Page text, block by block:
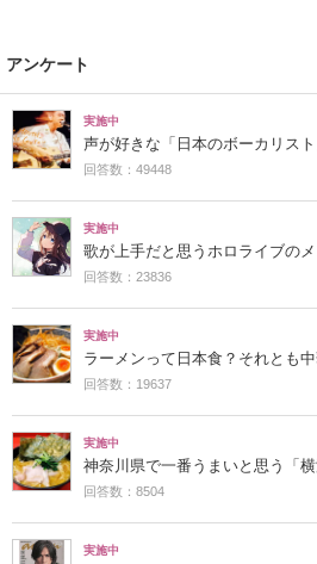
アンケート
実施中
声が好きな「日本のボーカリスト
回答数：49448
実施中
歌が上手だと思うホロライブの
回答数：23836
実施中
ラーメンって日本食？それとも中
回答数：19637
実施中
神奈川県で一番うまいと思う「
回答数：8504
実施中